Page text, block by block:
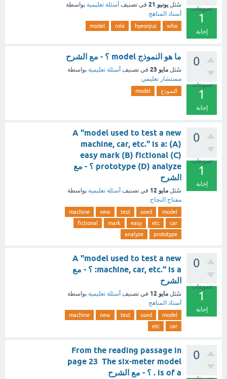
تصويتات
1
إجابة
سُئل يونيو 21 في تصنيف أسئلة تعليمية بواسطة
أستاذ المناهج
who
hyeonjus
role
model
0
تصويتات
1
إجابة
ما هو النموذج model ؟ - مع الشرح
سُئل مايو 23 في تصنيف أسئلة تعليمية بواسطة
مستشار تعليمي
النموذج model
0
تصويتات
1
إجابة
A "model used to test a new
machine, car, etc." is a: (A)
easy mark (B) fictional (C)
prototype (D) analyze ؟ - مع
الشرح
سُئل مايو 12 في تصنيف أسئلة تعليمية بواسطة
مفتاح النجاح
model
used
test
new
machine
car
etc
easy
mark
fictional
prototype
analyze
0
تصويتات
1
إجابة
A "model used to test a new
machine, car, etc." is a: ؟ - مع
الشرح
سُئل مايو 12 في تصنيف أسئلة تعليمية بواسطة
أستاذ المناهج
model
used
test
new
machine
car
etc
0
From the reading passage in
page 23 The six-meter model
is of a . ؟ - مع الشرح